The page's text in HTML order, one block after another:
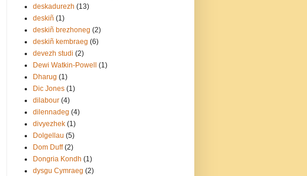
deskadurezh (13)
deskiñ (1)
deskiñ brezhoneg (2)
deskiñ kembraeg (6)
devezh studi (2)
Dewi Watkin-Powell
(1)
Dharug (1)
Dic Jones (1)
dilabour (4)
dilennadeg (4)
divyezhek (1)
Dolgellau (5)
Dom Duff (2)
Dongria Kondh (1)
dysgu Cymraeg (2)